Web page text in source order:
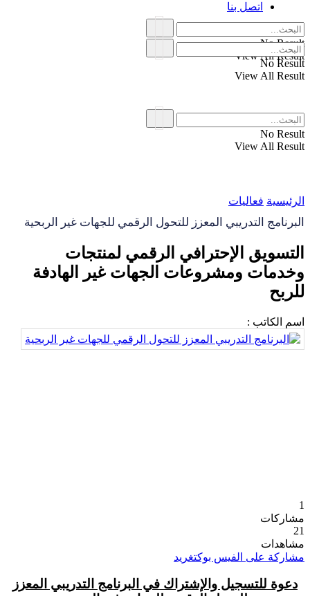
No Result
View All Result
اتصل بنا
No Result
View All Result
No Result
View All Result
الرئيسية فعاليات
البرنامج التدريبي المعزز للتحول الرقمي للجهات غير الربحية
التسويق الإحترافي الرقمي لمنتجات
وخدمات ومشروعات الجهات غير الهادفة
للربح
اسم الكاتب :
1
مشاركات
21
مشاهدات
مشاركة على الفيس بوكتغريد
دعوة للتسجيل والإشتراك في البرنامج التدريبي المعزز